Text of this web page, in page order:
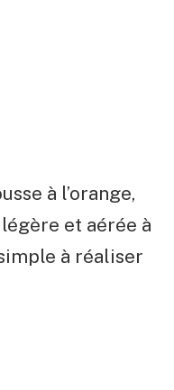
à l’orange,
et aérée à
à réaliser